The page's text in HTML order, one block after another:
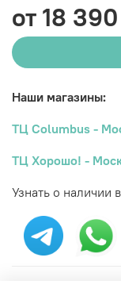
от 18
Наши магазины:
ТЦ Columbus -
ТЦ Хорошо! -
Узнать о наличии